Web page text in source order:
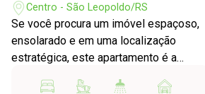
Centro - São Leopoldo/RS
Se você procura um imóvel espaçoso,
ensolarado e em uma localização
estratégica, este apartamento é a